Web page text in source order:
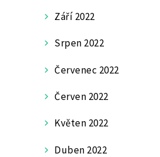
Září 2022
Srpen 2022
Červenec 2022
Červen 2022
Květen 2022
Duben 2022